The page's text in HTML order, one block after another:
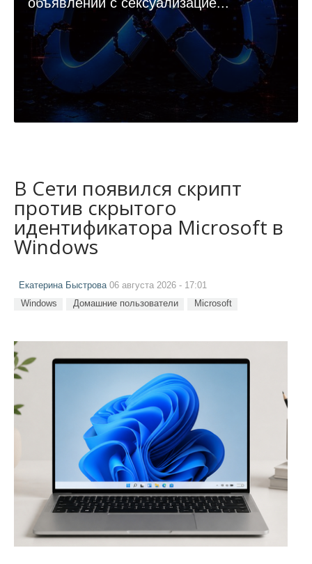
В Сети появился скрипт
против скрытого
идентификатора Microsoft в
Windows
Екатерина Быстрова06 августа 2026 - 17:01
Windows Домашние пользователи Microsoft